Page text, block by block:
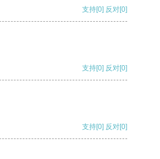
支持[0] 反对[0]
支持[0] 反对[0]
支持[0] 反对[0]